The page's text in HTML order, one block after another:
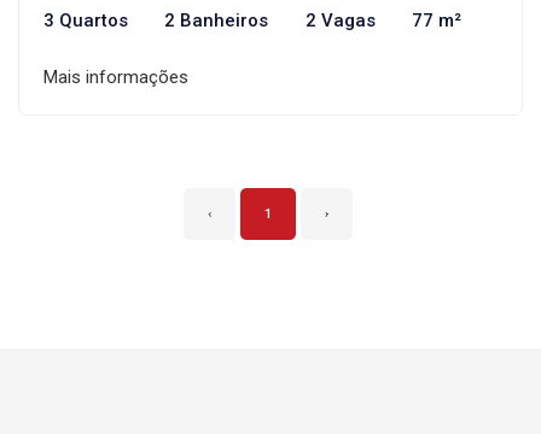
3 Quartos 2 Banheiros 2 Vagas 77 m²
Mais informações
‹ 1 ›